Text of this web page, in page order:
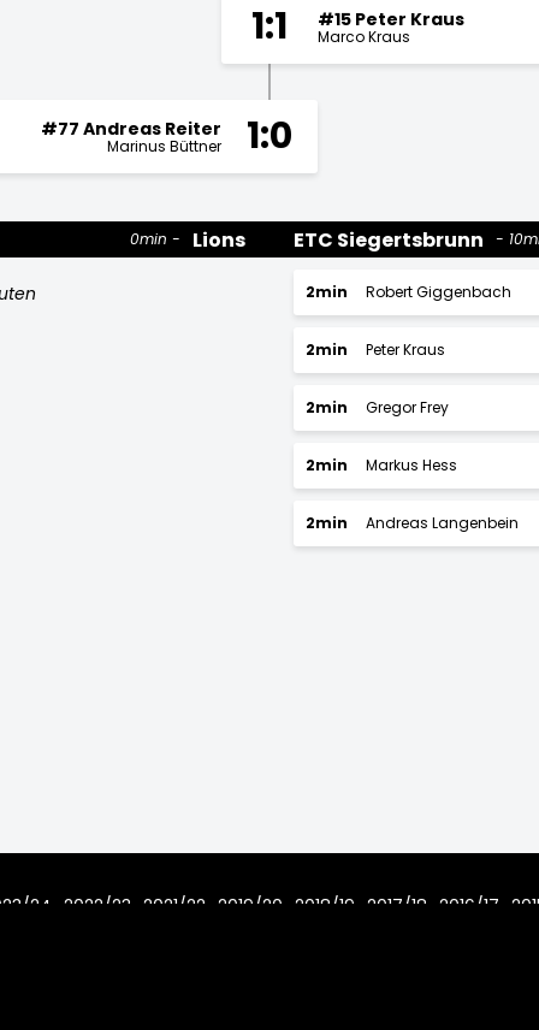
1:1 #15 Peter Kraus
Marco Kraus
1:0
#77 Andreas Reiter
Marinus Büttner
Lions
0min ETC Siegertsbrunn
2min Robert Giggenbach
2min Peter Kraus
2min Gregor Frey
2min Markus Hess
2min Andreas Langenbein
24 2022/23 2021/22 2019/20 2018/19 2017/18 2016/17